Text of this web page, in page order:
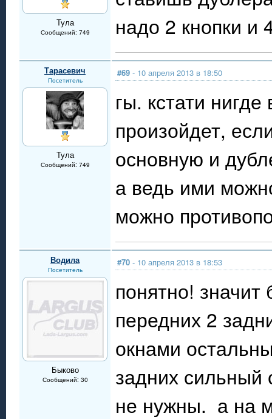
Тула
Сообщений: 749
надо 2 кнопки
Тарасевич
Посетитель
Тула
Сообщений: 749
#69 - 10 апреля 2013 в 18:50
гы. кстати
произойдет,
основную и
а ведь ими
можно
Водила
Посетитель
Быково
Сообщений: 30
#70 - 10 апреля 2013 в 18:53
понятно! значит
передних 2
окнами
задних сильный
не нужны. а на